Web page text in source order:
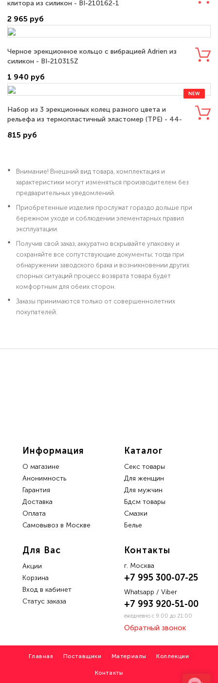
клитора из силикон - BI-210162-1
2 965 руб
Черное эрекционное кольцо с вибрацией Adrien из
силикон - BI-210315Z
1 940 руб
NEW
Набор из 3 эрекционных колец разного цвета и
рельефа из термопластичный эластомер (TPE) - 44-
815 руб
Внимание! Внешний вид товара, комплектация и
характеристики могут изменяться производителем без
предварительных уведомлений.
Приобретенные изделия прослужат гораздо дольше при
бережном уходе и соблюдении элементарных правил
эксплуатации.
Получив свой заказ, аккуратно вскрывайте упаковку и
сохраняйте все сопутствующие документы; тогда при
обнаружении заводского брака и возникновении других
спорных ситуаций процесс возврата товара будет
комфортным для обеих сторон.
Заказы принимаются только от совершеннолетних
покупателей.
Каталог
Секс товары
Для женщин
Для мужчин
Бдсм товары
Смазки
Белье
Информация
О магазине
Анонимность
Гарантия
Доставка
Oплата
Самовывоз в Москве
Для Вас
Акции
Корзина
Вход в кабинет
Статус заказа
Контакты
г. Москва
+7 995 300-07-25
+7 993 920-51-00
Whatsapp / Viber
ежедневно с 9:00 до 21:00
Обратный звонок
Главная Поставщики Материалы Коллекции
Контакты